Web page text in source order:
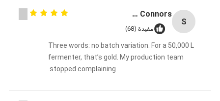
S
Sarah Connors
مفيدة (68)
Three words: no batch variation. For a 50,000 L
fermenter, that’s gold. My production team
stopped complaining.